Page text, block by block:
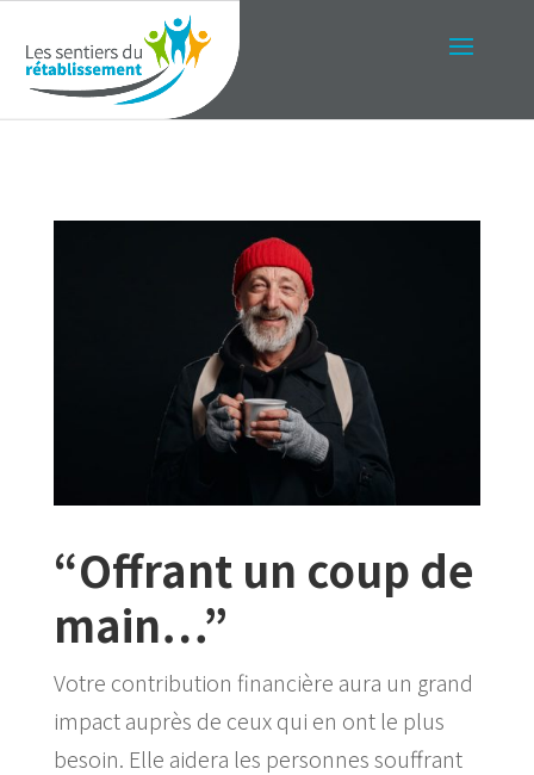
“Offrant un coup de
main…”
Votre contribution financière aura un grand
impact auprès de ceux qui en ont le plus
besoin. Elle aidera les personnes souffrant